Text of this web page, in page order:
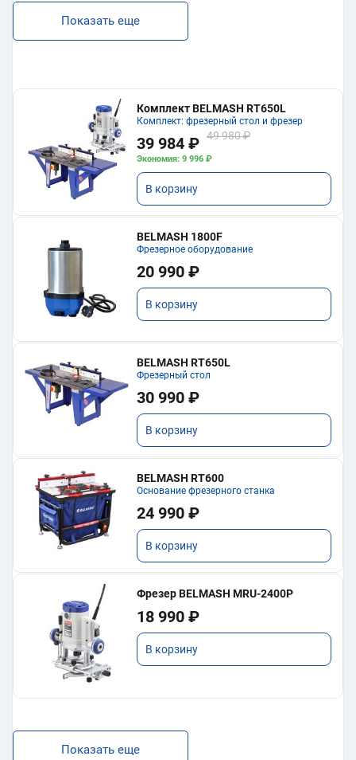
Показать еще
Комплект BELMASH RT650L
Комплект: фрезерный стол и фрезер
39 984 ₽ 49 980 ₽
Экономия: 9 996 ₽
В корзину
BELMASH 1800F
Фрезерное оборудование
20 990 ₽
В корзину
BELMASH RT650L
Фрезерный стол
30 990 ₽
В корзину
BELMASH RT600
Основание фрезерного станка
24 990 ₽
В корзину
Фрезер BELMASH MRU-2400P
18 990 ₽
В корзину
Показать еще